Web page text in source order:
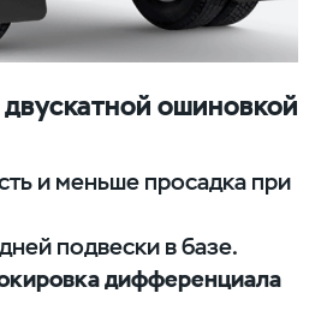
ошиновкой
и меньше просадка при
подвески в базе.
дифференциала